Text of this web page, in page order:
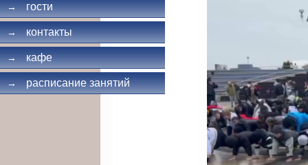
→ гости
→ контакты
→ кафе
→ расписание занятий